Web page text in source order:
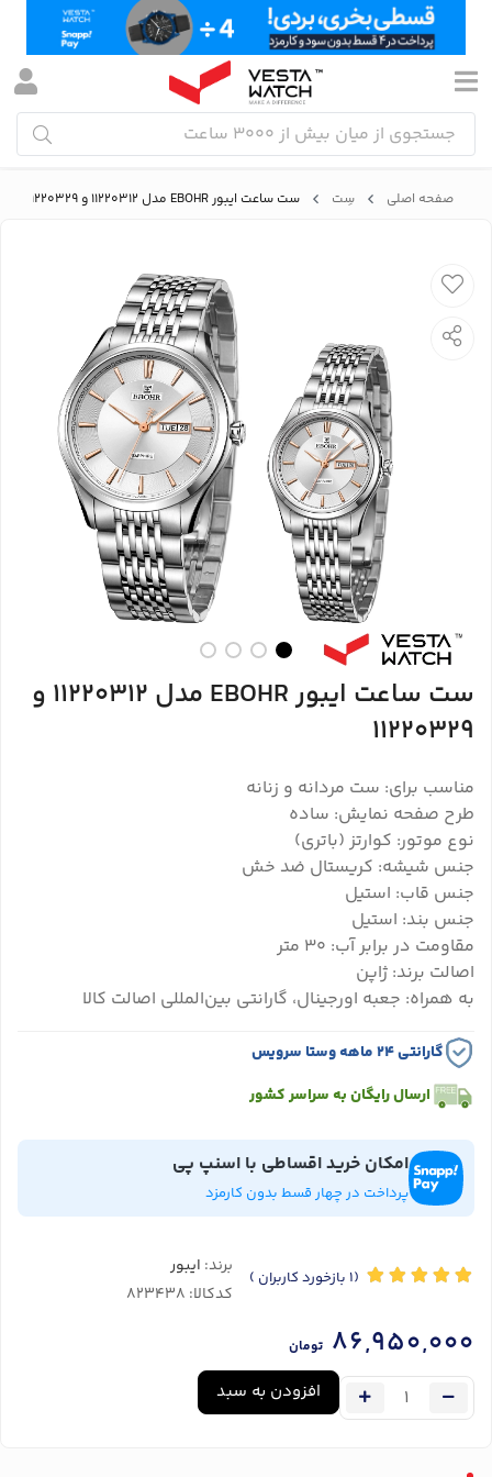
صفحه اصلی سِت ست ساعت ایبور EBOHR مدل 11220312 و 11220329
ست ساعت ایبور EBOHR مدل 11220312 و
11220329
مناسب برای: ست مردانه و زنانه
طرح صفحه نمایش: ساده
نوع موتور: کوارتز (باتری)
جنس شیشه: کریستال ضد خش
جنس قاب: استیل
جنس بند: استیل
مقاومت در برابر آب: ۳۰ متر
اصالت برند: ژاپن
به همراه: جعبه اورجینال، گارانتی بین‌المللی اصالت کالا
گارانتی ۲۴ ماهه وستا سرویس
ارسال رایگان به سراسر کشور
امکان خرید اقساطی با اسنپ پی
پرداخت در چهار قسط بدون کارمزد
(1 بازخورد کاربران ) برند: ایبور
کدکالا:
86,950,000 تومان
افزودن به سبد